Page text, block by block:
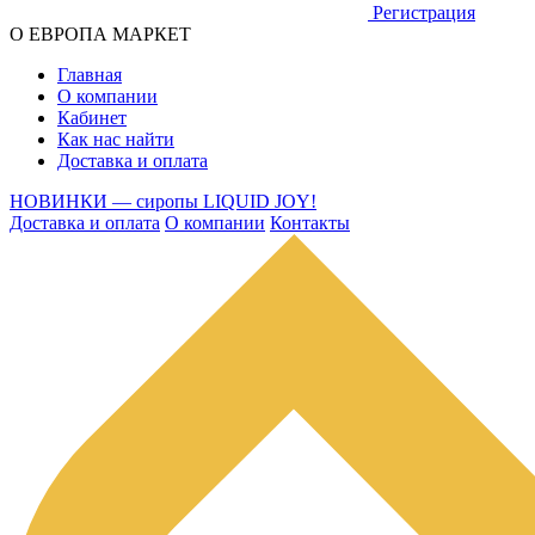
Регистрация
О ЕВРОПА МАРКЕТ
Главная
О компании
Кабинет
Как нас найти
Доставка и оплата
НОВИНКИ — сиропы LIQUID JOY!
Доставка и оплата О компании Контакты